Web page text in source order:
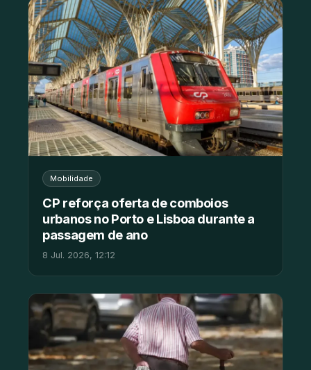
Mobilidade
CP reforça oferta de comboios
urbanos no Porto e Lisboa durante a
passagem de ano
8 Jul. 2026, 12:12